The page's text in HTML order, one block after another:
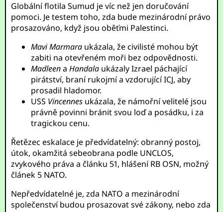
Globální flotila Sumud je víc než jen doručování
pomoci. Je testem toho, zda bude mezinárodní právo
prosazováno, když jsou oběťmi Palestinci.
Mavi Marmara ukázala, že civilisté mohou být
zabiti na otevřeném moři bez odpovědnosti.
MadleenaHandala ukázaly Izrael páchající
pirátství, braní rukojmí a vzdorující ICJ, aby
prosadil hladomor.
USS Vincennes ukázala, že námořní velitelé jsou
právně povinni bránit svou loď a posádku, i za
tragickou cenu.
Řetězec eskalace je předvídatelný: obranný postoj,
útok, okamžitá sebeobrana podle UNCLOS,
zvykového práva a článku 51, hlášení RB OSN, možný
článek 5 NATO.
Nepředvídatelné je, zda NATO a mezinárodní
společenství budou prosazovat své zákony, nebo zda